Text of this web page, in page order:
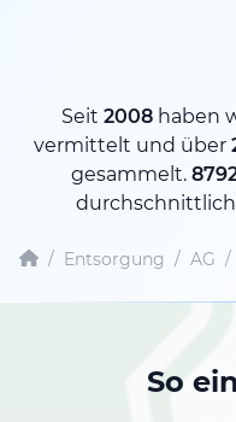
Seit 2008 haben
vermittelt und über
gesammelt.
durchschnittlich
/ Entsorgung / AG /
So